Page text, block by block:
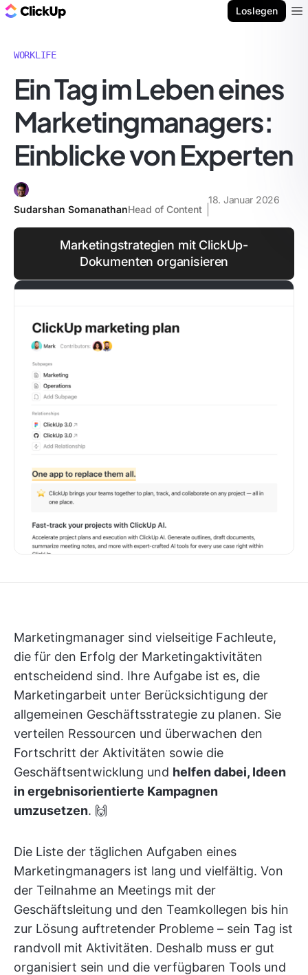
Loslegen
WORKLIFE
Ein Tag im Leben eines
Marketingmanagers:
Einblicke von Experten
Sudarshan SomanathanHead of Content
18. Januar 2026
Marketingstrategien mit ClickUp-
Dokumenten organisieren
Marketingmanager sind vielseitige Fachleute,
die für den Erfolg der Marketingaktivitäten
entscheidend sind. Ihre Aufgabe ist es, die
Marketingarbeit unter Berücksichtigung der
allgemeinen Geschäftsstrategie zu planen. Sie
verteilen Ressourcen und überwachen den
Fortschritt der Aktivitäten sowie die
Geschäftsentwicklung und helfen dabei, Ideen
in ergebnisorientierte Kampagnen
umzusetzen. 🙌
Die Liste der täglichen Aufgaben eines
Marketingmanagers ist lang und vielfältig. Von
der Teilnahme an Meetings mit der
Geschäftsleitung und den Teamkollegen bis hin
zur Lösung auftretender Probleme – sein Tag ist
randvoll mit Aktivitäten. Deshalb muss er gut
organisiert sein und die verfügbaren Tools und